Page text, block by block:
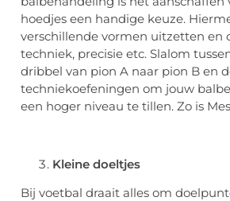
hoedjes een handige keuze.
verschillende vormen uitzetten en
techniek, precisie etc. Slalom
dribbel van pion A naar pion B en
techniekoefeningen om jouw
een hoger niveau te tillen. Zo is
Kleine doeltjes
Bij voetbal draait alles om